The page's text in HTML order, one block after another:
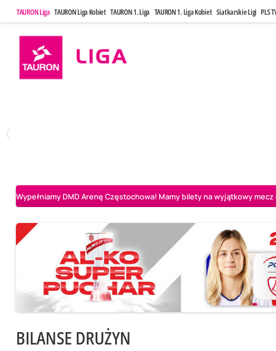
TAURON Liga TAURON Liga Kobiet TAURON 1. Liga TAURON 1. Liga Kobiet Siatkarskie Ligi PLS
Wypełniamy DMD Arenę Częstochowa! Mamy bilety na wyjątkowy
BILANSE DRUŻYN